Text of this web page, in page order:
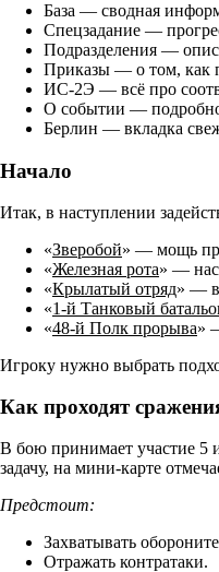
База — сводная
Спецзадание —
Подразделения —
Приказы — о том, как
ИС-2Э — всё про
О событии —
Берлин — вкладка
Начало
Итак, в наступлении
«Зверобой» — мощь
«Железная рота» —
«Крылатый отряд» —
«1-й Танковый
«48-й Полк прорыва»
Игроку нужно выбрать
Как проходят
В бою принимает участие 5
задачу, на мини-карте
Предстоит:
Захватывать
Отражать контратаки.